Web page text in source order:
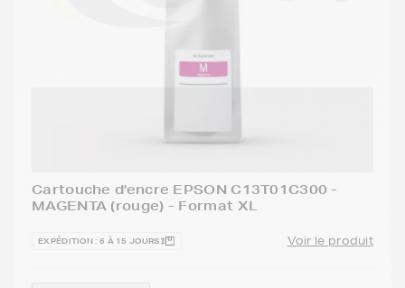
Cartouche d'encre EPSON C13T01C300 -
MAGENTA (rouge) - Format XL
EXPÉDITION : 6 À 15 JOURS Voir le produit